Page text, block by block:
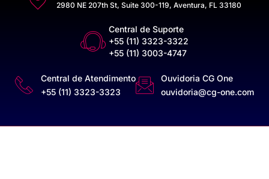
2980 NE 207th St, Suite 300-119, Aventura, FL 33180
Central de Suporte
+55 (11) 3323-3322
+55 (11) 3003-4747
Central de Atendimento
+55 (11) 3323-3323
Ouvidoria CG One
ouvidoria@cg-one.com